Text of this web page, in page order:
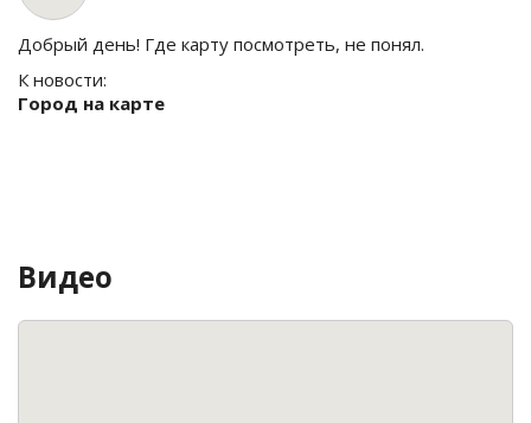
Добрый день! Где карту посмотреть, не понял.
К новости:
Город на карте
Видео